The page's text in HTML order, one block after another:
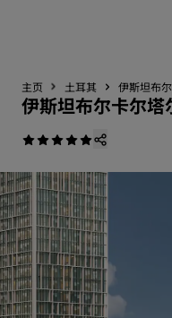
主页 土耳其 伊斯坦布尔
伊斯坦布尔卡尔